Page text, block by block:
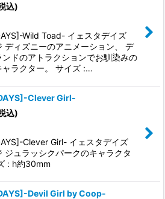
込)
Wild Toad- イェスタデイズ
ディズニーのアニメーション、 デ
ンドのアトラクションでお馴染みの
ャラクター。 サイズ :…
Clever Girl-
込)
Clever Girl- イェスタデイズ
ジュラッシクパークのキャラクタ
: h約30mm
Devil Girl by Coop-